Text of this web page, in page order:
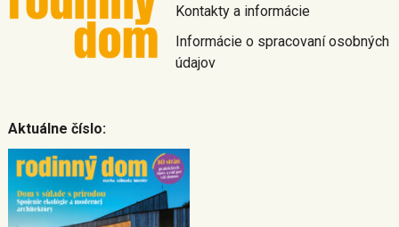
Kontakty a informácie
Informácie o spracovaní osobných
údajov
Aktuálne číslo: